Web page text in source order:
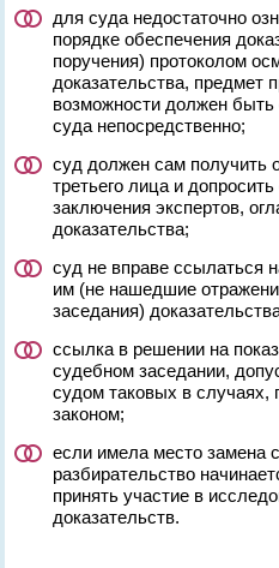
для суда недостаточно
порядке обеспечения
поручения) протоколом
доказательства, предмет
возможности должен
суда непосредственно;
суд должен сам получить
третьего лица и
заключения экспертов,
доказательства;
суд не вправе ссылаться
им (не нашедшие
заседания)
ссылка в решении на
судебном заседании,
судом таковых в случаях,
законом;
если имела место замена
разбирательство
принять участие в
доказательств.